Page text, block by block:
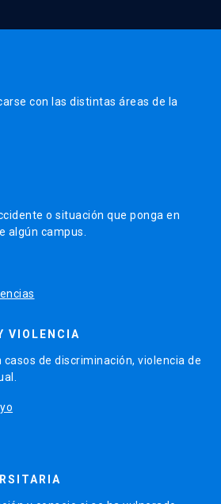
con las distintas áreas de la
o situación que ponga en
algún campus.
VIOLENCIA
de discriminación, violencia de